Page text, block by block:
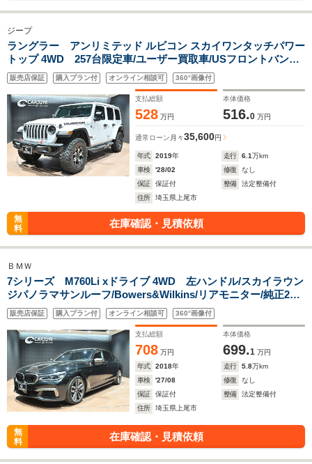
ジープ
ラングラー アンリミテッド ルビコン スカイワンタッチパワー
トップ 4WD 257台限定車/ユーザー買取車/USフロントバンパ
ー/ハイラインフェンダー/2本出しマフラー/サイドステップ/MT
タイヤ/ACC/BSM/ALPINEプレミアムスピーカー/デジタルイン
ナーミラー/フルセグ/シートステアリングヒーター
販売店保証 購入プラン付 オンライン相談可 360°画像付
支払総額
528 万円
本体価格
516.0 万円
通常ローン 月々35,600円
年式 2019年 走行 6.1万km
車検
'28/02 修復
なし
保証
保証付 整備
法定整備付
住所
埼玉県上尾市
無
料
在庫確認・見積依頼
ＢＭＷ
7シリーズ M760Li xドライブ 4WD 左ハンドル/スカイラウン
ジパノラマサンルーフ/Bowers&Wilkins/リアモニター/純正20
インチAW/Mスポーツブレーキ/Mスポーツエグゾースト/アルカ
ンターラルーフライニング/BMWレーザーライト/オートハイビ
ーム
販売店保証 購入プラン付 オンライン相談可 360°画像付
支払総額
708 万円
本体価格
699.1 万円
年式
2018年 走行 5.8万km
車検
'27/08 修復
なし
保証
保証付 整備
法定整備付
住所
埼玉県上尾市
無
料
在庫確認・見積依頼